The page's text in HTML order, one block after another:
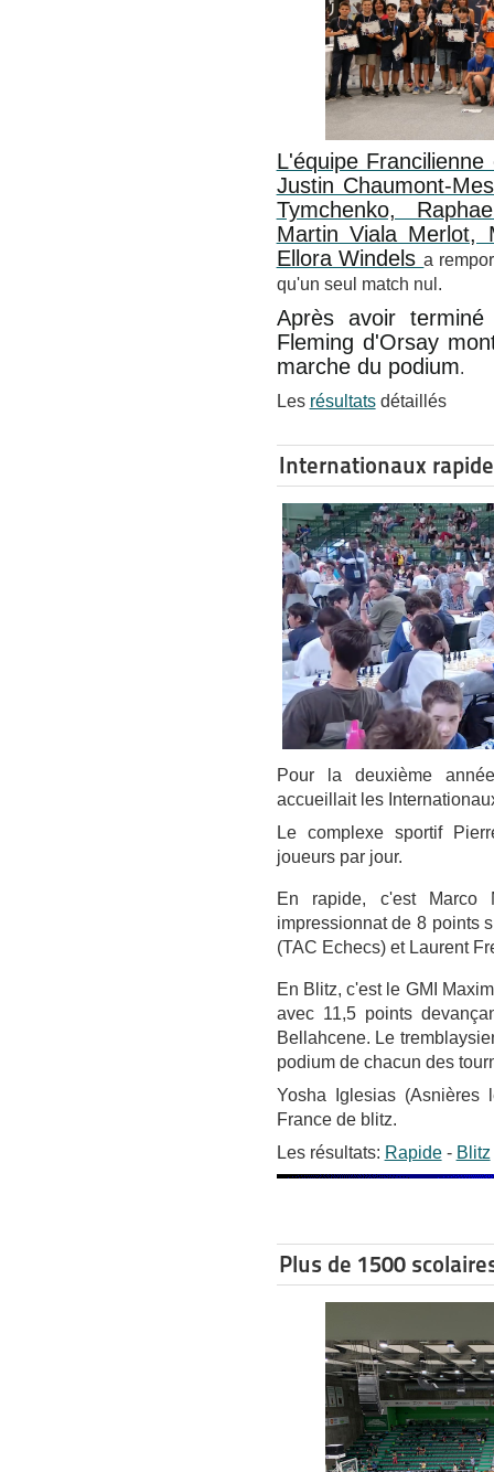
L'équipe
Justin Chaumont-
Tymchenko,
Martin Viala Merlot,
Ellora Windelsa
qu'un seul match nul.
Après avoir
Fleming d'Orsay
marche du podium.
Les résultatsdétaillés
Internationaux
Pour la deuxième
accueillait les
Le complexe sportif
joueurs par jour.
En rapide, c'est Marco
impressionnat de 8 points
(TAC Echecs) et Laurent
En Blitz, c'est le GMI
avec 11,5 points
Bellahcene. Le
podium de chacun des
Yosha Iglesias (Asnières
France de blitz.
Les résultats: Rapide- Blitz
Plus de 1500